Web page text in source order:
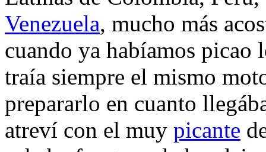
Venezuela, mucho más
cuando ya habíamos
traía siempre el mismo
prepararlo en cuanto
atreví con el muy picante